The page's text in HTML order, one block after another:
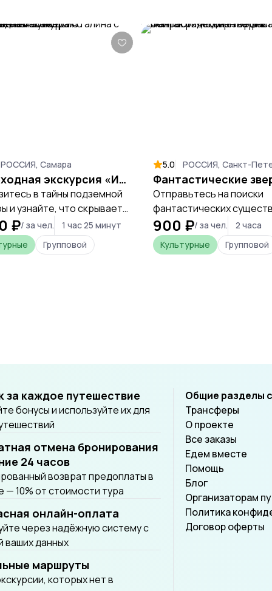
РОССИЯ, Самара
Пешеходная экскурсия «Интересная Самара» с посещением бункера Сталина с оплатой на месте
в тайны подземной
и узнайте, что скрывает
рассекреченный бункер
₽/ за чел.
1 час 25 минут
Групповой
5.0 РОССИЯ, Санкт-
Отправьтесь на поиски
фантастических
застывших на фасадах
доходных домов, чтобы
расшифровать тайные
900 ₽/ за чел.
2 часа
Культурные
Групповой
за каждое путешествие
бонусы и используйте их для
отмена бронирования
24 часов
возврат предоплаты в
— 10% от стоимости тура
онлайн-оплата
через надёжную систему с
ваших данных
маршруты
которых нет в
Общие разделы
Трансферы
О проекте
Все заказы
Едем вместе
Помощь
Блог
Организаторам
Политика
Договор оферты